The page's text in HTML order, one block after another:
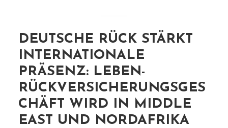
DEUTSCHE RÜCK STÄRKT
INTERNATIONALE
PRÄSENZ: LEBEN-
RÜCKVERSICHERUNGSGES
CHÄFT WIRD IN MIDDLE
EAST UND NORDAFRIKA